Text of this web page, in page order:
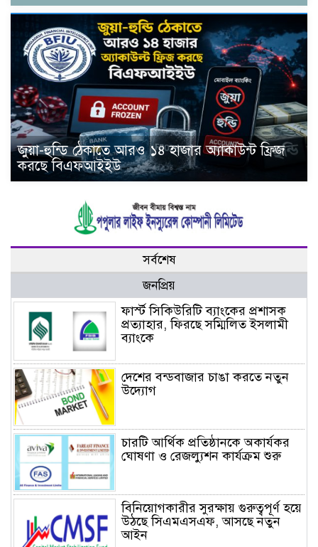
জুয়া-হুন্ডি ঠেকাতে আরও ১৪ হাজার অ্যাকাউন্ট ফ্রিজ
করছে বিএফআইইউ
সর্বশেষ
জনপ্রিয়
ফার্স্ট সিকিউরিটি ব্যাংকের প্রশাসক
প্রত্যাহার, ফিরছে সম্মিলিত ইসলামী
ব্যাংকে
দেশের বন্ডবাজার চাঙা করতে নতুন
উদ্যোগ
চারটি আর্থিক প্রতিষ্ঠানকে অকার্যকর
ঘোষণা ও রেজল্যুশন কার্যক্রম শুরু
বিনিয়োগকারীর সুরক্ষায় গুরুত্বপূর্ণ হয়ে
উঠছে সিএমএসএফ, আসছে নতুন
আইন